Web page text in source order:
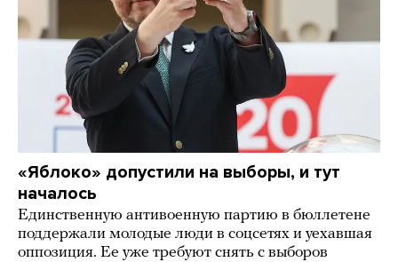
«Яблоко» допустили на выборы, и тут
началось
Единственную антивоенную партию в бюллетене
поддержали молодые люди в соцсетях и уехавшая
оппозиция. Ее уже требуют снять с выборов